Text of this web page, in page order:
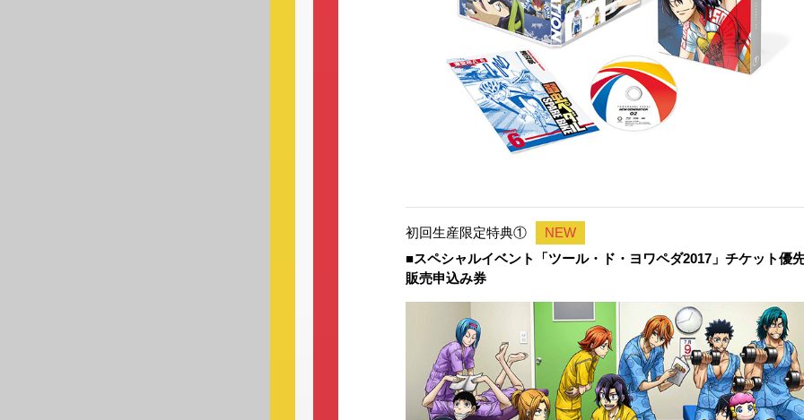
初回生産限定特典①
NEW
■スペシャルイベント「ツール・ド・ヨワペダ2017」チケット優
販売申込み券